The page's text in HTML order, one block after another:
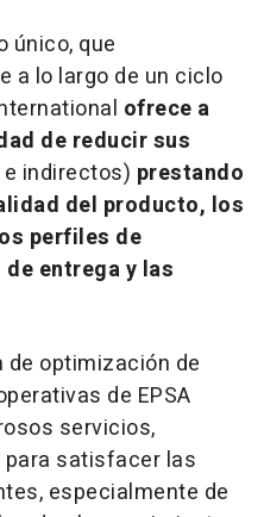
único, que
a lo largo de un ciclo
ofrece a
de reducir sus
indirectos) prestando
del producto, los
perfiles de
entrega y las
optimización de
de EPSA
servicios,
satisfacer las
especialmente de